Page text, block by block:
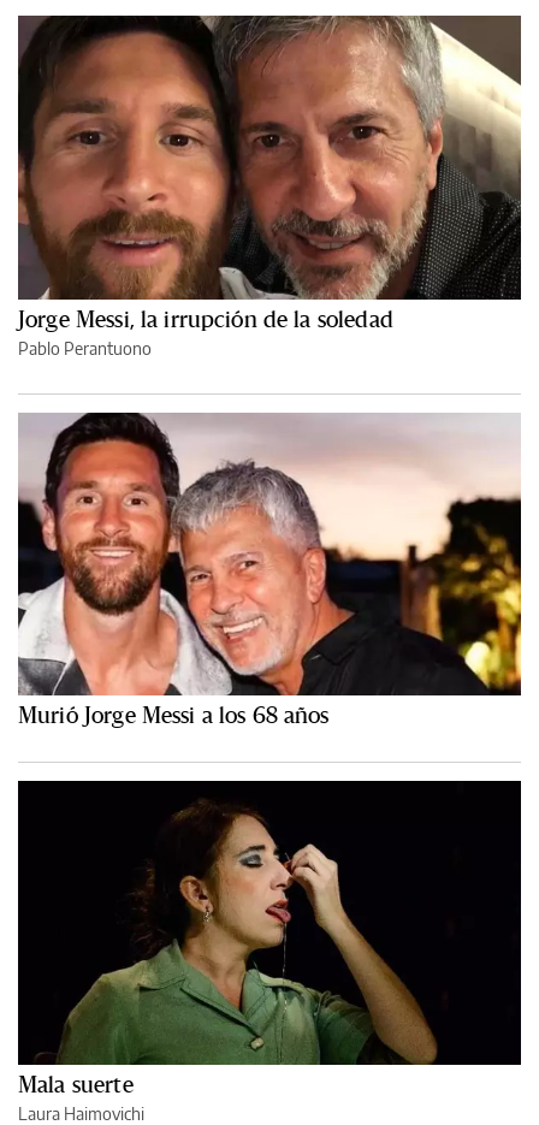
Jorge Messi, la irrupción de la soledad
Pablo Perantuono
Murió Jorge Messi a los 68 años
Mala suerte
Laura Haimovichi